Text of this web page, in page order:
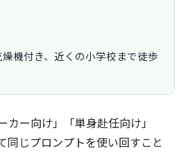
機付き、近くの小学校まで徒歩
ー向け」「単身赴任向け」
同じプロンプトを使い回すこと